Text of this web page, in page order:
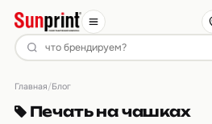
Главная/Блог
Печать на чашках